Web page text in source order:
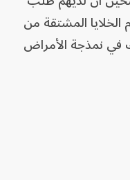
الخلايا المشتقة من
في نمذجة الأمراض